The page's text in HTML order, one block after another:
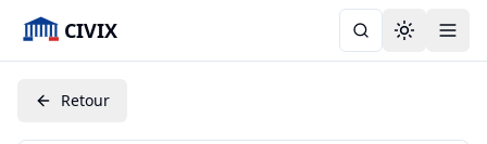
CIVIX Toggle
Retour